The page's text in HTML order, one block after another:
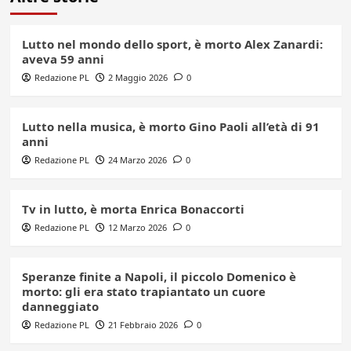
Lutto nel mondo dello sport, è morto Alex Zanardi:
aveva 59 anni
Redazione PL 2 Maggio 2026 0
Lutto nella musica, è morto Gino Paoli all’età di 91
anni
Redazione PL 24 Marzo 2026 0
Tv in lutto, è morta Enrica Bonaccorti
Redazione PL 12 Marzo 2026 0
Speranze finite a Napoli, il piccolo Domenico è
morto: gli era stato trapiantato un cuore
danneggiato
Redazione PL 21 Febbraio 2026 0